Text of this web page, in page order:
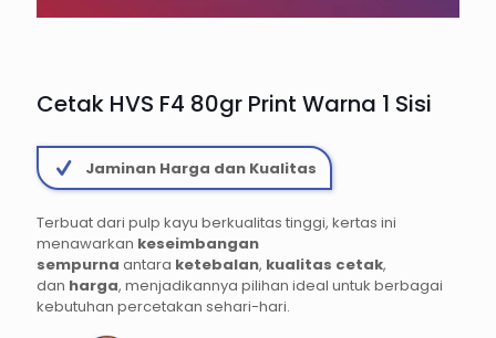
Cetak HVS F4 80gr Print Warna 1 Sisi
Jaminan Harga dan Kualitas
Terbuat dari pulp kayu berkualitas tinggi, kertas ini
menawarkan keseimbangan
sempurna antara ketebalan, kualitas cetak,
dan harga, menjadikannya pilihan ideal untuk berbagai
kebutuhan percetakan sehari-hari.